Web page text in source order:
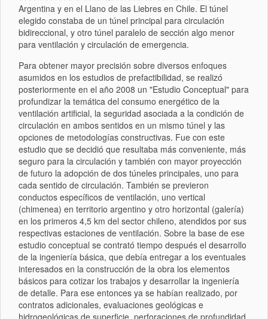
Argentina y en el Llano de las Liebres en Chile. El túnel
elegido constaba de un túnel principal para circulación
bidireccional, y otro túnel paralelo de sección algo menor
para ventilación y circulación de emergencia.
Para obtener mayor precisión sobre diversos enfoques
asumidos en los estudios de prefactibilidad, se realizó
posteriormente en el año 2008 un "Estudio Conceptual" para
profundizar la temática del consumo energético de la
ventilación artificial, la seguridad asociada a la condición de
circulación en ambos sentidos en un mismo túnel y las
opciones de metodologías constructivas. Fue con este
estudio que se decidió que resultaba más conveniente, más
seguro para la circulación y también con mayor proyección
de futuro la adopción de dos túneles principales, uno para
cada sentido de circulación. También se previeron
conductos específicos de ventilación, uno vertical
(chimenea) en territorio argentino y otro horizontal (galería)
en los primeros 4,5 km del sector chileno, atendidos por sus
respectivas estaciones de ventilación. Sobre la base de ese
estudio conceptual se contrató tiempo después el desarrollo
de la ingeniería básica, que debía entregar a los eventuales
interesados en la construcción de la obra los elementos
básicos para cotizar los trabajos y desarrollar la ingeniería
de detalle. Para ese entonces ya se habían realizado, por
contratos adicionales, evaluaciones geológicas e
hidrogeológicas de superficie, perforaciones de profundidad